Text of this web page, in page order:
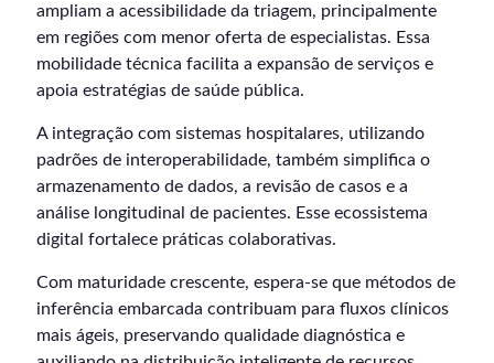
ampliam a acessibilidade da triagem, principalmente
em regiões com menor oferta de especialistas. Essa
mobilidade técnica facilita a expansão de serviços e
apoia estratégias de saúde pública.
A integração com sistemas hospitalares, utilizando
padrões de interoperabilidade, também simplifica o
armazenamento de dados, a revisão de casos e a
análise longitudinal de pacientes. Esse ecossistema
digital fortalece práticas colaborativas.
Com maturidade crescente, espera-se que métodos de
inferência embarcada contribuam para fluxos clínicos
mais ágeis, preservando qualidade diagnóstica e